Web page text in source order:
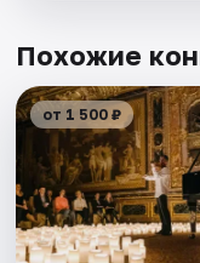
Похожие
от 1 500 ₽